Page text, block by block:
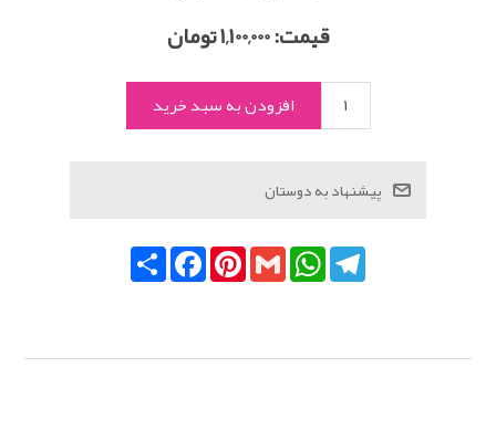
قیمت:1,100,000 تومان
اشتراکFacebookPinterestGmail
WhatsAppTelegram